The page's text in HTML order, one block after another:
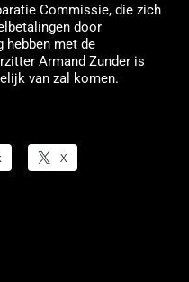
Commissie, die zich
door
hebben met de
Armand Zunder is
van zal komen.
X